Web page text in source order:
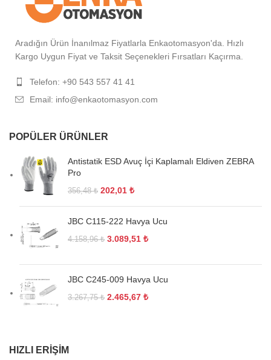
Aradığın Ürün İnanılmaz Fiyatlarla Enkaotomasyon'da. Hızlı
Kargo Uygun Fiyat ve Taksit Seçenekleri Fırsatları Kaçırma.
Telefon: +90 543 557 41 41
Email: info@enkaotomasyon.com
POPÜLER ÜRÜNLER
Antistatik ESD Avuç İçi Kaplamalı Eldiven ZEBRA
Pro
356,48₺ 202,01 ₺
JBC C115-222 Havya Ucu
4.158,96₺ 3.089,51 ₺
JBC C245-009 Havya Ucu
3.267,75₺ 2.465,67 ₺
HIZLI ERIŞIM